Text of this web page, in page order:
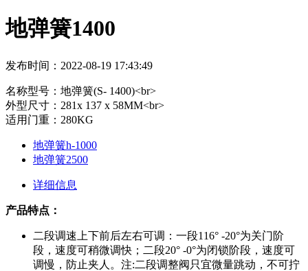
地弹簧1400
发布时间：2022-08-19 17:43:49
名称型号：地弹簧(S- 1400)<br>
外型尺寸：281x 137 x 58MM<br>
适用门重：280KG
地弹簧h-1000
地弹簧2500
详细信息
产品特点：
二段调速上下前后左右可调：一段116° -20°为关门阶
段，速度可稍微调快；二段20° -0°为闭锁阶段，速度可
调慢，防止夹人。注:二段调整阀只宜微量跳动，不可拧